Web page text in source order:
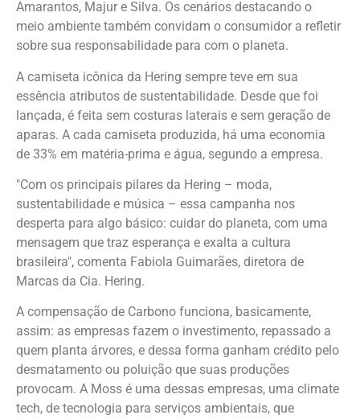
Amarantos, Majur e Silva. Os cenários destacando o
meio ambiente também convidam o consumidor a refletir
sobre sua responsabilidade para com o planeta.
A camiseta icônica da Hering sempre teve em sua
essência atributos de sustentabilidade. Desde que foi
lançada, é feita sem costuras laterais e sem geração de
aparas. A cada camiseta produzida, há uma economia
de 33% em matéria-prima e água, segundo a empresa.
"Com os principais pilares da Hering – moda,
sustentabilidade e música – essa campanha nos
desperta para algo básico: cuidar do planeta, com uma
mensagem que traz esperança e exalta a cultura
brasileira", comenta Fabiola Guimarães, diretora de
Marcas da Cia. Hering.
A compensação de Carbono funciona, basicamente,
assim: as empresas fazem o investimento, repassado a
quem planta árvores, e dessa forma ganham crédito pelo
desmatamento ou poluição que suas produções
provocam. A Moss é uma dessas empresas, uma climate
tech, de tecnologia para serviços ambientais, que